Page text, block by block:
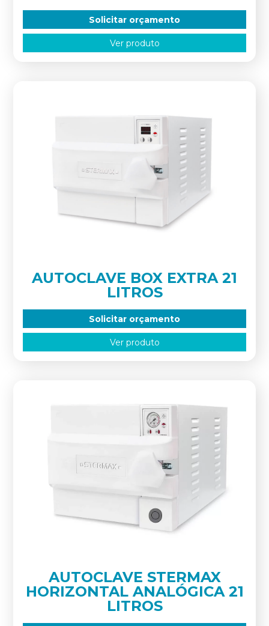
Solicitar orçamento
Ver produto
AUTOCLAVE BOX EXTRA 21
LITROS
Solicitar orçamento
Ver produto
AUTOCLAVE STERMAX
HORIZONTAL ANALÓGICA 21
LITROS